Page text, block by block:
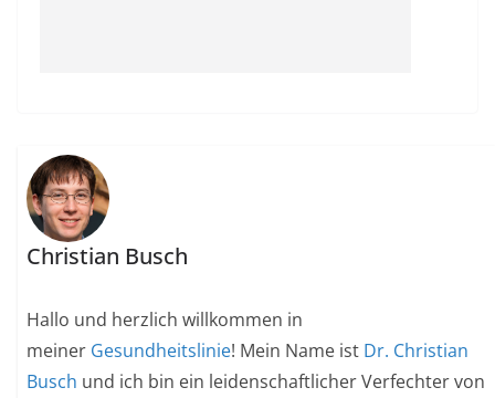
Christian Busch
Hallo und herzlich willkommen in
meiner Gesundheitslinie! Mein Name ist Dr. Christian
Busch und ich bin ein leidenschaftlicher Verfechter von